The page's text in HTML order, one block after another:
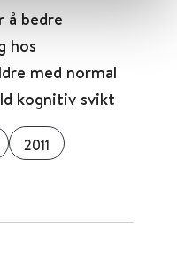
å bedre
hos
med normal
kognitiv svikt
2011